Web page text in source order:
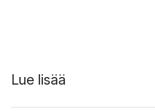
Lue lisää